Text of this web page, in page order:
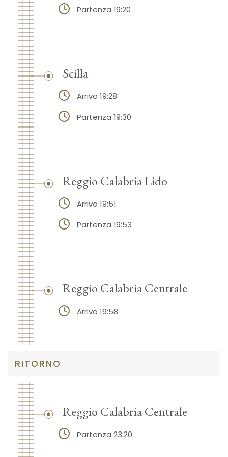
Partenza 19:20
Scilla
Arrivo 19:28
Partenza 19:30
Reggio Calabria Lido
Arrivo 19:51
Partenza 19:53
Reggio Calabria Centrale
Arrivo 19:58
RITORNO
Reggio Calabria Centrale
Partenza 23:20